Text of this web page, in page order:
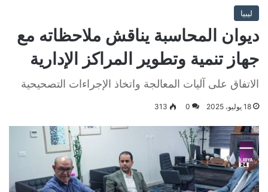
ليبيا
ديوان المحاسبة يناقش ملاحظاته مع
جهاز تنمية وتطوير المراكز الإدارية
الاتفاق على آليات المعالجة واتخاذ الإجراءات التصحيحية
18 يوليو، 2025 0
313